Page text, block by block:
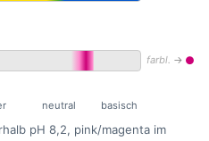
farbl. → ●
neutral basisch
pH 8,2, pink/magenta im